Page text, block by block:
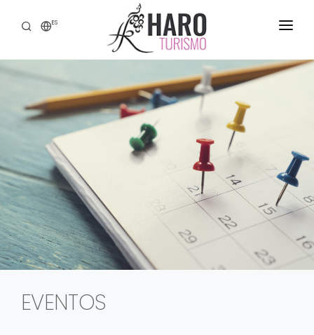
ES
DESCUBRE HARO
SERVICIOS
PATRIMONIO
ENOTURISMO
GASTRONOMÍA
EXPERIENCIAS
CONTACTO
EVENTOS